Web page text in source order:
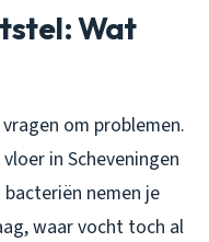
Wat
om problemen.
in Scheveningen
nemen je
waar vocht toch al